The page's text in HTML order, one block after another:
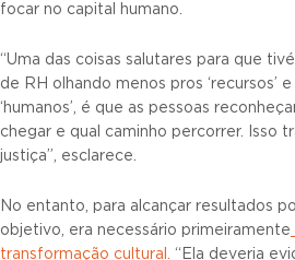
focar no capital humano.
“Uma das coisas salutares para que
de RH olhando menos pros ‘recursos’
‘humanos’, é que as pessoas
chegar e qual caminho percorrer. Isso
justiça”, esclarece.
No entanto, para alcançar resultados
objetivo, era necessário primeiramente
transformação cultural.
“Ela deveria